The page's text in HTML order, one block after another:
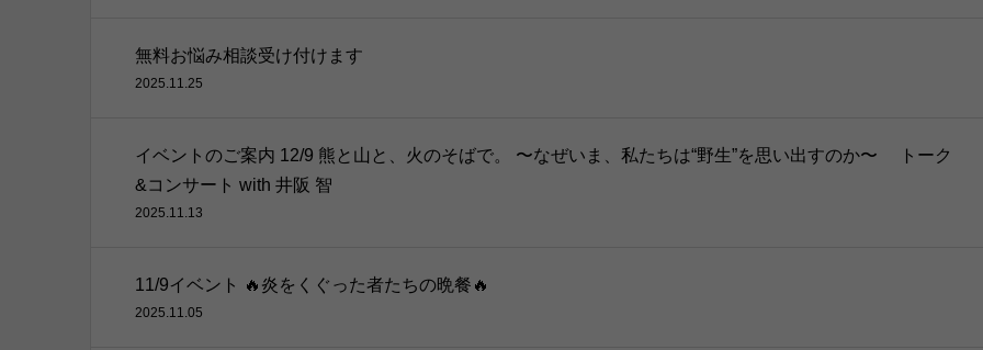
無料お悩み相談受け付けます
2025.11.25
イベントのご案内 12/9 熊と山と、火のそばで。 〜なぜいま、私たちは“野生”を思い出すのか〜 トーク
&コンサート with 井阪 智
2025.11.13
11/9イベント 🔥炎をくぐった者たちの晩餐🔥
2025.11.05